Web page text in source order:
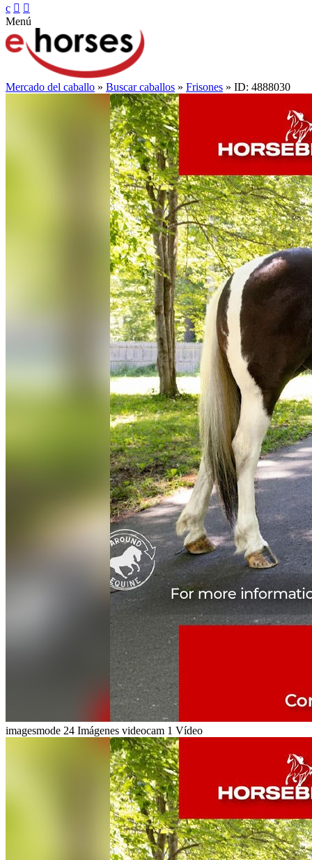
c  
Menú
Mercado del caballo » Buscar caballos » Frisones » ID: 4888030
imagesmode 24 Imágenes videocam 1 Vídeo